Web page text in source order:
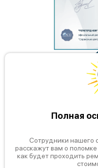
Полная
Сотрудники нашего
расскажут вам о поломке
как будет проходить